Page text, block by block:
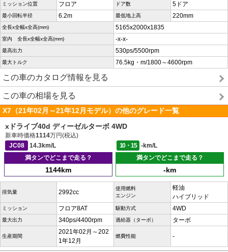
ミッション位置 フロア ドア数 5ドア
最小回転半径 6.2m 最低地上高 220mm
全長x全幅x全高(mm) 5165x2000x1835
室内 全長x全幅x全高(mm) -x-x-
最高出力 530ps/5500rpm
最大トルク 76.5kg・m/1800～4600rpm
この車のカタログ情報を見る
この車の相場を見る
X7（21年02月～21年12月モデル）の他のグレード一覧
xドライブ40d ディーゼルターボ 4WD
新車時価格1114万円(税込)
JC08
14.3km/L 10・15
-km/L
満タンでどこまで走る？
1144km
満タンでどこまで走る？
-km
排気量 2992cc
使用燃料
エンジン
軽油
ハイブリッド
ミッション フロア8AT 駆動方式 4WD
最大出力 340ps/4400rpm 過給器（ターボ） ターボ
生産期間
2021年02月～202
1年12月
燃費性能 -